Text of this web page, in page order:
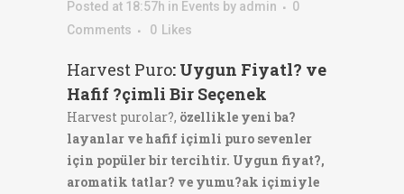
Posted at 18:57h in Events by admin
0
Comments
0 Likes
Harvest Puro: Uygun Fiyatl? ve
Hafif ?çimli Bir Seçenek
Harvest purolar?, özellikle yeni ba?
layanlar ve hafif içimli puro sevenler
için popüler bir tercihtir. Uygun fiyat?,
aromatik tatlar? ve yumu?ak içimiyle